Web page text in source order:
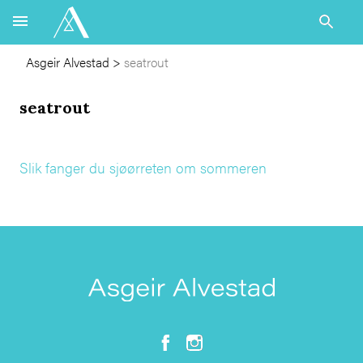
Asgeir Alvestad > seatrout
seatrout
Slik fanger du sjøørreten om sommeren